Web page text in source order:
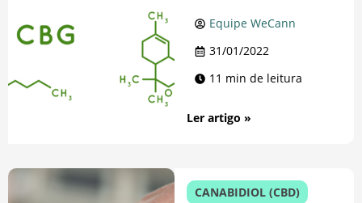
Equipe WeCann
31/01/2022
11 min de leitura
Ler artigo »
CANABIDIOL (CBD)